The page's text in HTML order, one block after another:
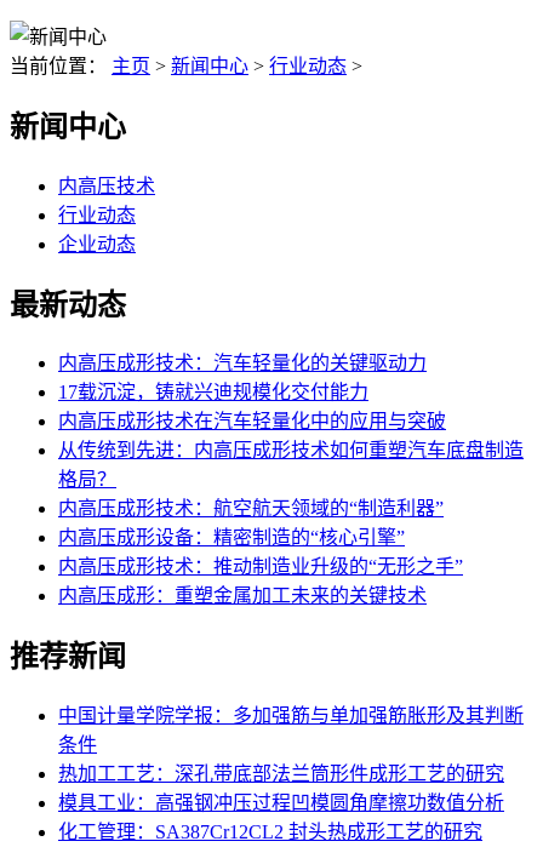
当前位置： 主页 > 新闻中心 > 行业动态 >
新闻中心
内高压技术
行业动态
企业动态
最新动态
内高压成形技术：汽车轻量化的关键驱动力
17载沉淀，铸就兴迪规模化交付能力
内高压成形技术在汽车轻量化中的应用与突破
从传统到先进：内高压成形技术如何重塑汽车底盘制造
格局？
内高压成形技术：航空航天领域的“制造利器”
内高压成形设备：精密制造的“核心引擎”
内高压成形技术：推动制造业升级的“无形之手”
内高压成形：重塑金属加工未来的关键技术
推荐新闻
中国计量学院学报：多加强筋与单加强筋胀形及其判断
条件
热加工工艺：深孔带底部法兰筒形件成形工艺的研究
模具工业：高强钢冲压过程凹模圆角摩擦功数值分析
化工管理：SA387Cr12CL2 封头热成形工艺的研究